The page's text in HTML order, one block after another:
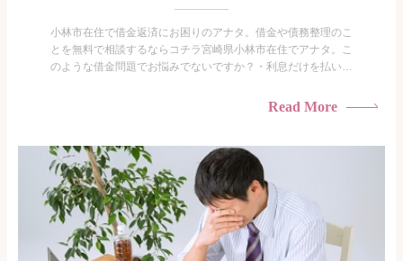
小林市在住で借金返済にお困りのアナタ。借金や債務整理のこ
とを無料で相談するならコチラ宮崎県小林市在住でアナタ。こ
のような借金問題でお悩みでないですか？・利息だけを払い続
られたくない・借金の催促、取り立てで憂鬱になる。・闇金に
がありま...
Read More